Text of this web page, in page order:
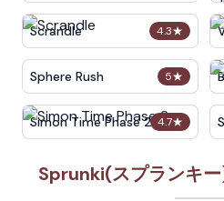
4.3★
Scrandle
5★
Sphere Rush
4.7★
Simon Time Phase 2
Sprunki(スプランキ